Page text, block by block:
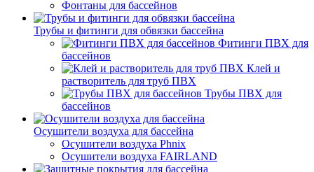
Фонтаны для бассейнов
Трубы и фитинги для обвязки бассейна
Фитинги ПВХ для
бассейнов
Клей и
растворитель для труб ПВХ
Трубы ПВХ для
бассейнов
Осушители воздуха для бассейна
Осушители воздуха Phnix
Осушители воздуха FAIRLAND